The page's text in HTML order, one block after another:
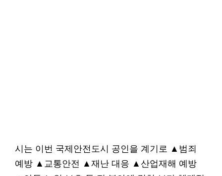
시는 이번 국제안전도시 공인을 계기로 ▲범죄
예방 ▲교통안전 ▲재난 대응 ▲산업재해 예방